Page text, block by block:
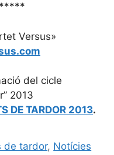
Versus»
del cicle
2013
DE TARDOR 2013.
de tardor, Notícies